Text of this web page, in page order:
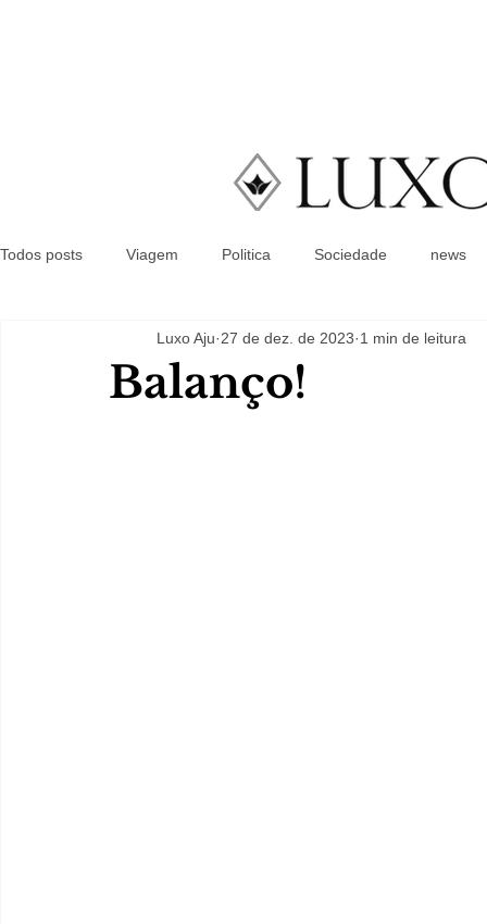
Todos posts Viagem Politica Sociedade news
Balanço!
Luxo Aju 27 de dez. de 2023 1 min de leitura